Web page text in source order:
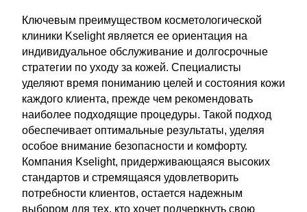
Ключевым преимуществом косметологической
клиники Kselight является ее ориентация на
индивидуальное обслуживание и долгосрочные
стратегии по уходу за кожей. Специалисты
уделяют время пониманию целей и состояния кожи
каждого клиента, прежде чем рекомендовать
наиболее подходящие процедуры. Такой подход
обеспечивает оптимальные результаты, уделяя
особое внимание безопасности и комфорту.
Компания Kselight, придерживающаяся высоких
стандартов и стремящаяся удовлетворить
потребности клиентов, остается надежным
выбором для тех, кто хочет подчеркнуть свою